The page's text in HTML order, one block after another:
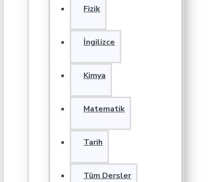
Fizik
İngilizce
Kimya
Matematik
Tarih
Tüm Dersler